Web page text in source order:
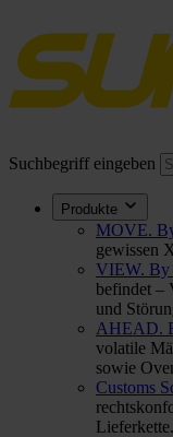
Suchbegriff eingeben
Produkte
MOVE.
gewissen
VIEW. By
befindet –
und
AHEAD.
volatile
sowie
Customs
Lieferkette.